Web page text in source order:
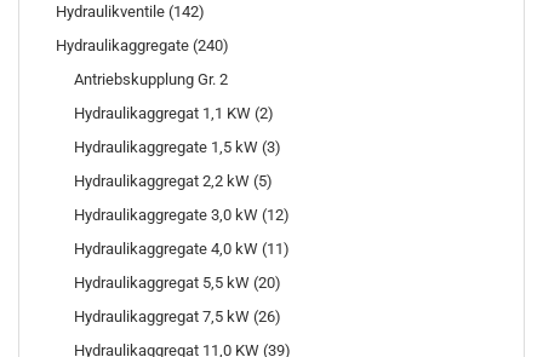
Hydraulikventile (142)
Hydraulikaggregate (240)
Antriebskupplung Gr. 2
Hydraulikaggregat 1,1 KW (2)
Hydraulikaggregate 1,5 kW (3)
Hydraulikaggregat 2,2 kW (5)
Hydraulikaggregate 3,0 kW (12)
Hydraulikaggregate 4,0 kW (11)
Hydraulikaggregat 5,5 kW (20)
Hydraulikaggregat 7,5 kW (26)
Hydraulikaggregat 11,0 KW (39)